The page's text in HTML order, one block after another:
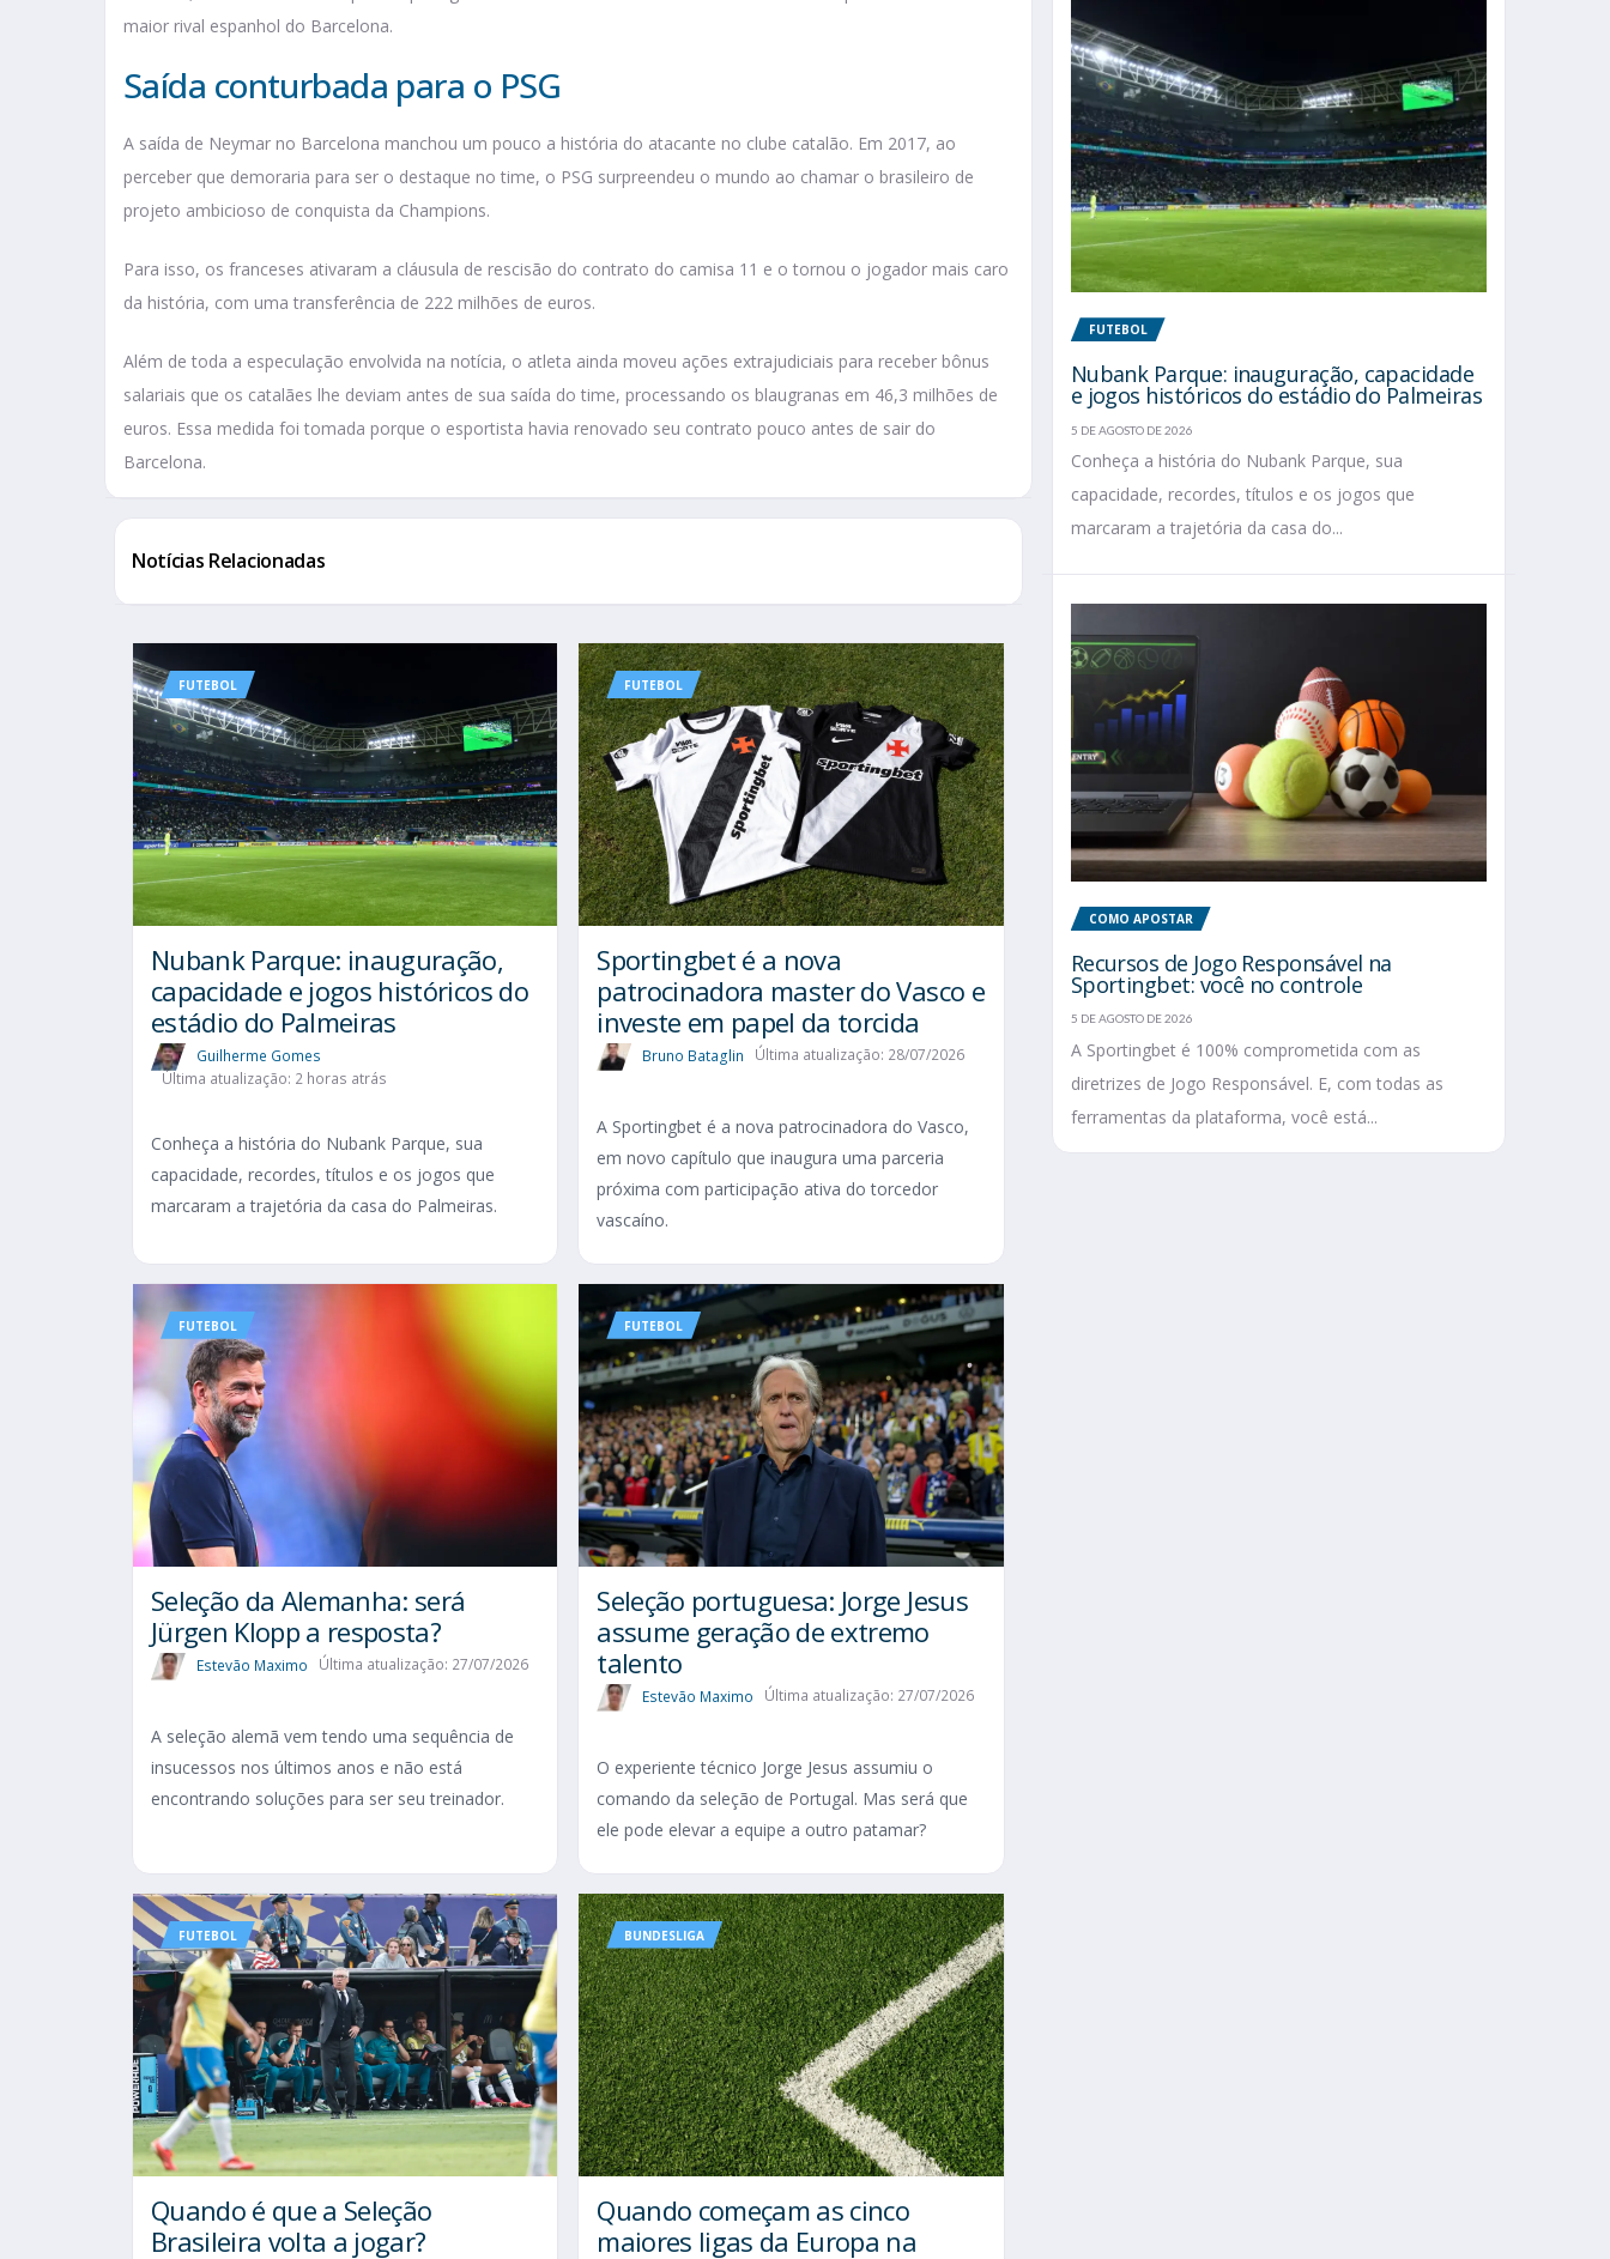
maior rival espanhol do Barcelona.
Saída conturbada para o PSG
A saída de Neymar no Barcelona manchou um pouco a história do atacante no clube catalão. Em 2017, ao
perceber que demoraria para ser o destaque no time, o PSG surpreendeu o mundo ao chamar o brasileiro de
projeto ambicioso de conquista da Champions.
Para isso, os franceses ativaram a cláusula de rescisão do contrato do camisa 11 e o tornou o jogador mais caro
da história, com uma transferência de 222 milhões de euros.
Além de toda a especulação envolvida na notícia, o atleta ainda moveu ações extrajudiciais para receber bônus
salariais que os catalães lhe deviam antes de sua saída do time, processando os blaugranas em 46,3 milhões de
euros. Essa medida foi tomada porque o esportista havia renovado seu contrato pouco antes de sair do
Barcelona.
Notícias Relacionadas
FUTEBOL
Nubank Parque: inauguração,
capacidade e jogos históricos do
estádio do Palmeiras
Guilherme Gomes
Última atualização: 2 horas atrás
Conheça a história do Nubank Parque, sua
capacidade, recordes, títulos e os jogos que
marcaram a trajetória da casa do Palmeiras.
FUTEBOL
Sportingbet é a nova
patrocinadora master do Vasco e
investe em papel da torcida
Bruno Bataglin Última atualização: 28/07/2026
A Sportingbet é a nova patrocinadora do Vasco,
em novo capítulo que inaugura uma parceria
próxima com participação ativa do torcedor
vascaíno.
FUTEBOL
Seleção da Alemanha: será
Jürgen Klopp a resposta?
Estevão Maximo Última atualização: 27/07/2026
A seleção alemã vem tendo uma sequência de
insucessos nos últimos anos e não está
encontrando soluções para ser seu treinador.
FUTEBOL
Seleção portuguesa: Jorge Jesus
assume geração de extremo
talento
Estevão Maximo Última atualização: 27/07/2026
O experiente técnico Jorge Jesus assumiu o
comando da seleção de Portugal. Mas será que
ele pode elevar a equipe a outro patamar?
FUTEBOL
Quando é que a Seleção
Brasileira volta a jogar?
BUNDESLIGA
Quando começam as cinco
maiores ligas da Europa na
FUTEBOL
Nubank Parque: inauguração, capacidade
e jogos históricos do estádio do Palmeiras
5 DE AGOSTO DE 2026
Conheça a história do Nubank Parque, sua
capacidade, recordes, títulos e os jogos que
marcaram a trajetória da casa do...
COMO APOSTAR
Recursos de Jogo Responsável na
Sportingbet: você no controle
5 DE AGOSTO DE 2026
A Sportingbet é 100% comprometida com as
diretrizes de Jogo Responsável. E, com todas as
ferramentas da plataforma, você está...